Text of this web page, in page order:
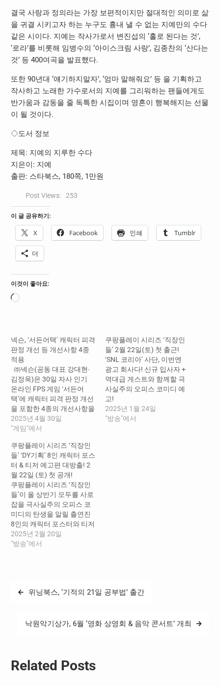
결국 사랑과 정의라는 가장 보편적이지만 절대적인 의미로 삶
을 귀결 시키고자 하는 누구도 흉내 낼 수 없는 지예만의 수다
같은 시이다. 지예는 작사가로서 변진섭의 ‘홀로 된다는 것’,
‘로라’를 비롯해 임병수의 ‘아이스크림 사랑’, 김종찬의 ‘산다는
것’ 등 400여곡을 발표했다.
또한 90년대 ‘얘기하지말자’, ‘엄마 말해줘요’ 등 을 기획하고
작사하고 노래한 가수로서의 지예를 그리워하는 팬들에게도
반가움과 감동을 줄 독특한 시집이며 영혼이 행복해지는 선물
이 될 것이다.
◇도서 정보
제목: 지예의 지루한 수다
지은이: 지예
출판: 스타북스, 180쪽, 1만원
Post Views: 253
이 글 공유하기:
X Facebook 인쇄 Tumblr
더
이것이 좋아요:
로
넥슨, ‘서든어택’ 캐릭터 피격
판정 개선 등 개선사항 4종
적용
㈜넥슨(공동 대표 강대현∙
김정욱)은 30일 자사 인기
온라인 FPS 게임 ‘서든어
택’에 캐릭터 피격 판정 개선
을 포함한 4종의 개선사항을
적용하는 5차 ‘태디의 개선
패치’를 업데이트했다. 먼
스트를 진행한 바 있는 캐릭
터 피격 판정 개선 업데이트
를 정식 도입한다. 이번 개선
으로 일부 피격 판정 제한사
항을 보완해 보다 공정한 전
투…
2025년 4월 30일
"게임"에서
쿠팡플레이 시리즈 ‘직장인
들’ 2월 22일(토) 첫 출근!
‘SNL 코리아’ 사단, 이번엔
광고 회사다! 신규 입사자 +
역대급 게스트와 함께할 극
사실주의 오피스 코미디 예
고!
2025년 1월 24일
"방송"에서
쿠팡플레이 시리즈 ‘직장인
들’ ‘DY기획’ 8인 캐릭터 포스
터 & 티저 예고편 대방출! 2
월 22일 (토) 첫 공개!
쿠팡플레이 시리즈 ‘직장인
들’이 올 상반기 모두를 사로
잡을 극사실주의 오피스 코
미디의 탄생을 알릴 출연진
8인의 캐릭터 포스터와 티저
예고편을 공개했다. 공개된
캐릭터 포스터는 DY기획 임
현봉식, 주임 김원훈, 사원 지
까지 회사 식구로…
2025년 2월 20일
"방송"에서
글
위닝북스, ‘기적의 21일 공부법’ 출간
낙원악기상가, 6월 ‘영화 상영회 & 음악 콘서트’ 개최
Related Posts